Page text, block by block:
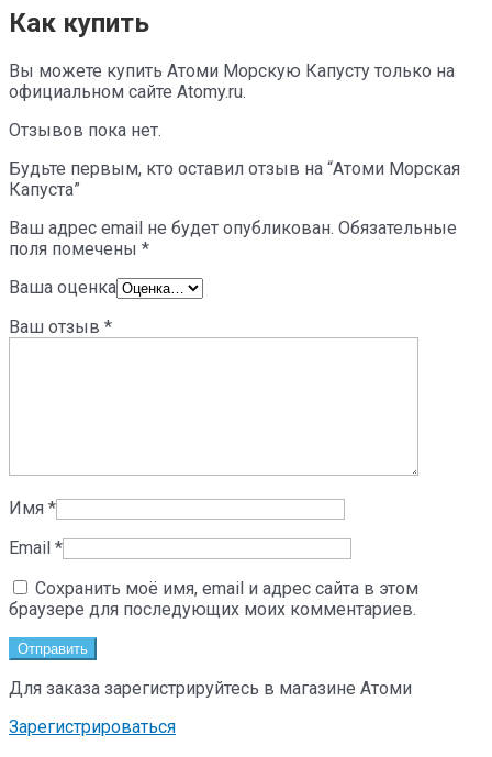
Как купить
Вы можете купить Атоми Морскую Капусту только на
официальном сайте Atomy.ru.
Отзывов пока нет.
Будьте первым, кто оставил отзыв на “Атоми Морская
Капуста”
Ваш адрес email не будет опубликован. Обязательные
поля помечены *
Ваша оценка
Ваш отзыв *
Имя *
Email *
Сохранить моё имя, email и адрес сайта в этом
браузере для последующих моих комментариев.
Для заказа зарегистрируйтесь в магазине Атоми
Зарегистрироваться